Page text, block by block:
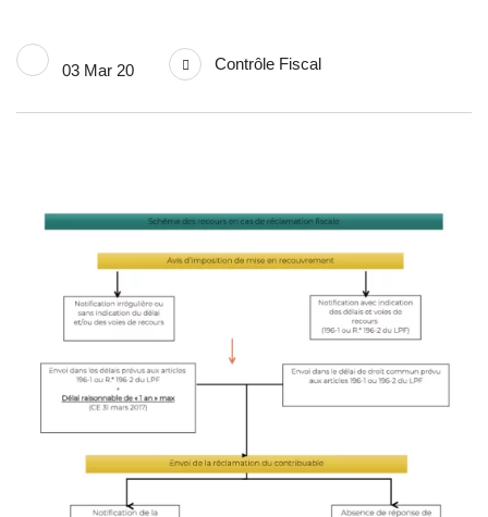
03 Mar 20 Contrôle Fiscal